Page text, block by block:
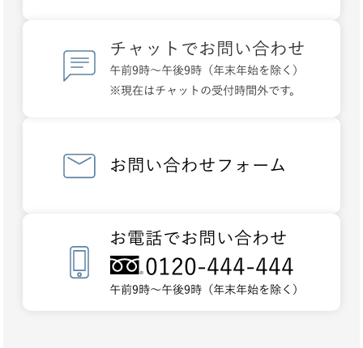
チャットでお問い合わせ
午前9時～午後9時（年末年始を除く）
※現在はチャットの受付時間外です。
お問い合わせフォーム
お電話でお問い合わせ
0120-444-444
午前9時～午後9時（年末年始を除く）